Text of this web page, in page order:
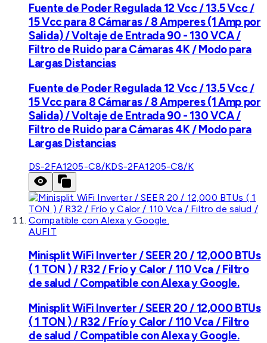
Fuente de Poder Regulada 12 Vcc / 13.5 Vcc /
15 Vcc para 8 Cámaras / 8 Amperes (1 Amp por
Salida) / Voltaje de Entrada 90 - 130 VCA /
Filtro de Ruido para Cámaras 4K / Modo para
Largas Distancias
Fuente de Poder Regulada 12 Vcc / 13.5 Vcc /
15 Vcc para 8 Cámaras / 8 Amperes (1 Amp por
Salida) / Voltaje de Entrada 90 - 130 VCA /
Filtro de Ruido para Cámaras 4K / Modo para
Largas Distancias
DS-2FA1205-C8/KDS-2FA1205-C8/K
AUFIT
Minisplit WiFi Inverter / SEER 20 / 12,000 BTUs
( 1 TON ) / R32 / Frío y Calor / 110 Vca / Filtro
de salud / Compatible con Alexa y Google.
Minisplit WiFi Inverter / SEER 20 / 12,000 BTUs
( 1 TON ) / R32 / Frío y Calor / 110 Vca / Filtro
de salud / Compatible con Alexa y Google.